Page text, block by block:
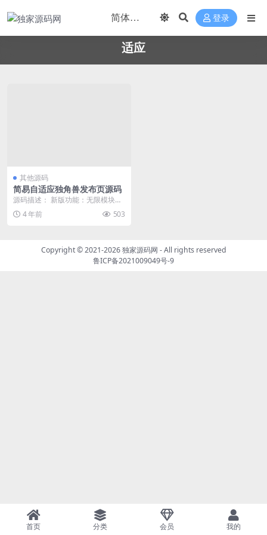
登录
适应
其他源码
简易自适应独角兽发布页源码
源码描述： 新版功能：无限模块，
自定义、应用tab、文章、网址、幻
灯所有模块均可...
4 年前 503
Copyright © 2021-2026独家源码网 - All rights reserved
鲁ICP备2021009049号-9
首页 分类 会员 我的